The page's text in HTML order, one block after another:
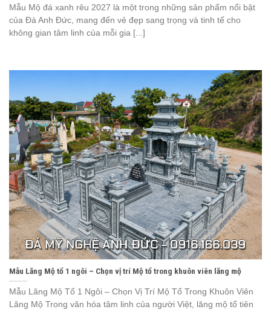
Mẫu Mộ đá xanh rêu 2027 là một trong những sản phẩm nổi bật
của Đá Anh Đức, mang đến vẻ đẹp sang trọng và tinh tế cho
không gian tâm linh của mỗi gia [...]
Mẫu Lăng Mộ tổ 1 ngôi – Chọn vị trí Mộ tổ trong khuôn viên lăng mộ
Mẫu Lăng Mộ Tổ 1 Ngôi – Chọn Vị Trí Mộ Tổ Trong Khuôn Viên
Lăng Mộ Trong văn hóa tâm linh của người Việt, lăng mộ tổ tiên